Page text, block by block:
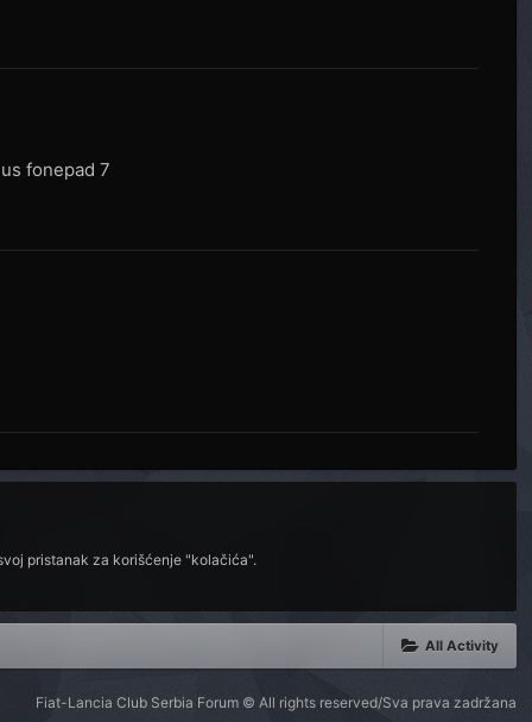
fonepad 7
pristanak za korišćenje "kolačića".
All Activity
Fiat-Lancia Club Serbia Forum © All rights reserved/Sva prava zadržana